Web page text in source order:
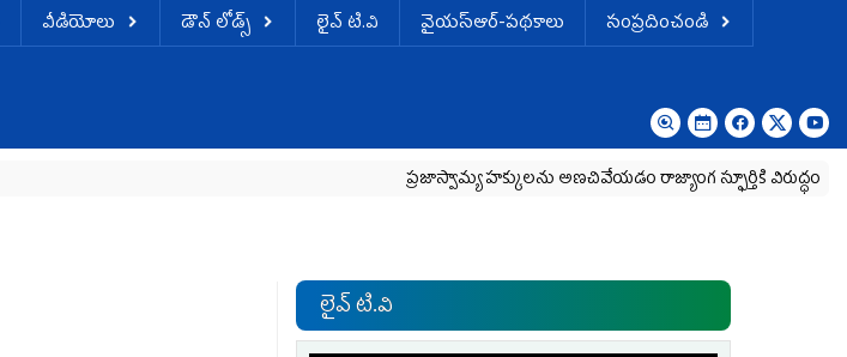
వీడియోలు డౌన్ లోడ్స్ లైవ్ టి.వి వైయస్ఆర్-పథకాలు
సంప్రదించండి
ప్రజాస్వామ్య హక్కులను అణచివేయడం రాజ్యాంగ స్ఫూర్తికి విరుద్ధం భారతి సిమెంట్
లైవ్ టి.వి